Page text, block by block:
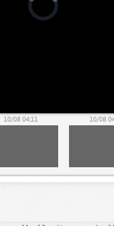
10/08 04:11 10/08